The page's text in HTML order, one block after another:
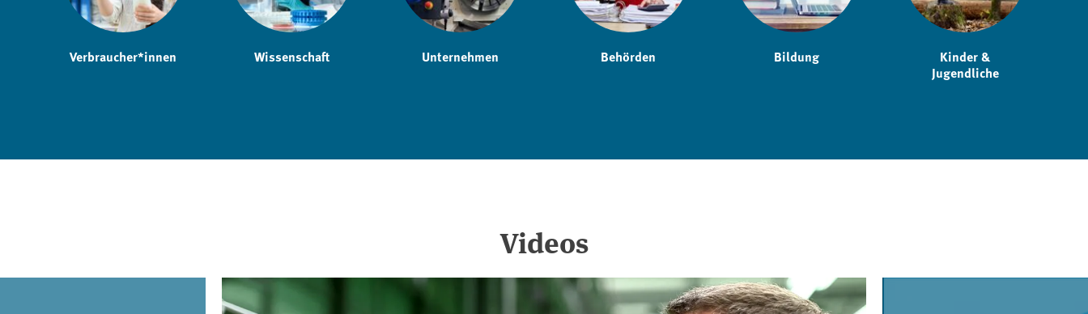
Verbraucher*innen Wissenschaft Unternehmen Behörden Bildung
Kinder &
Jugendliche
Videos